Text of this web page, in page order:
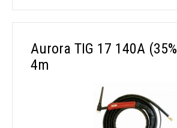
Aurora TIG 17 140A
4m